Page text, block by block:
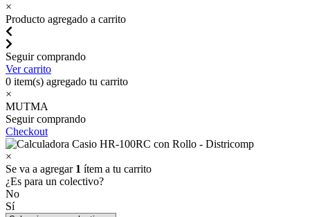
×
Producto agregado a carrito
Seguir comprando
Ver carrito
0 item(s) agregado tu carrito
×
MUTMA
Seguir comprando
Checkout
×
Se va a agregar 1 ítem a tu carrito
¿Es para un colectivo?
No
Sí